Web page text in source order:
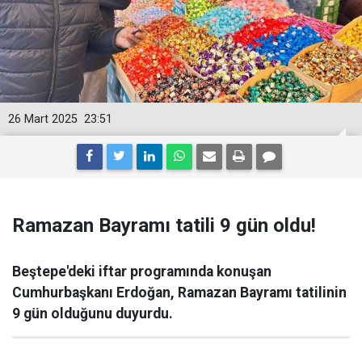
23:51
26 Mart 2025
Ramazan Bayramı tatili 9 gün oldu!
Beştepe'deki iftar programında konuşan
Cumhurbaşkanı Erdoğan, Ramazan Bayramı tatilinin
9 gün olduğunu duyurdu.